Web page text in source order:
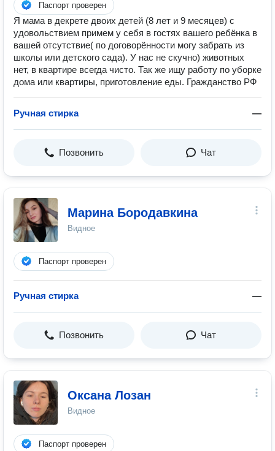
Паспорт проверен
Я мама в декрете двоих детей (8 лет и 9 месяцев) с
удовольствием примем у себя в гостях вашего ребёнка в
вашей отсутствие( по договорённости могу забрать из
школы или детского сада). У нас не скучно) животных
нет, в квартире всегда чисто. Так же ищу работу по уборке
дома или квартиры, приготовление еды. Гражданство РФ
Ручная стирка —
Позвонить Чат
Марина Бородавкина
Видное
Паспорт проверен
Ручная стирка —
Позвонить Чат
Оксана Лозан
Видное
Паспорт проверен